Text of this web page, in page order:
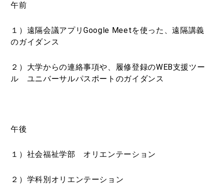
午前
１）遠隔会議アプリGoogle Meetを使った、遠隔講義
のガイダンス
２）大学からの連絡事項や、履修登録のWEB支援ツー
ル ユニバーサルパスポートのガイダンス
午後
１）社会福祉学部 オリエンテーション
２）学科別オリエンテーション